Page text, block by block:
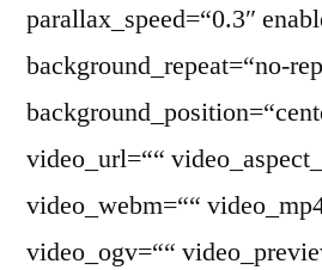
parallax_speed=“0.3″
background_repeat=“no-
video_url=““
video_webm=““
video_ogv=““